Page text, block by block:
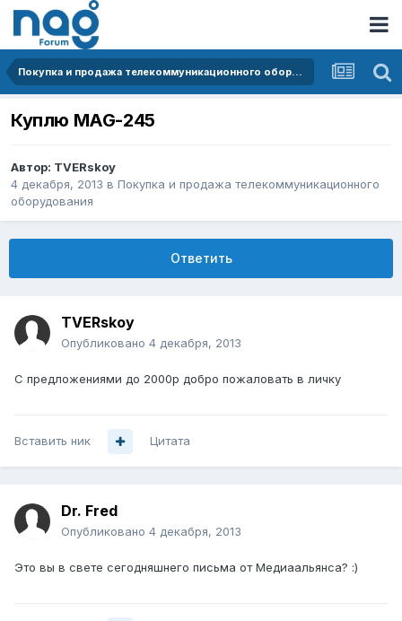
Покупка и продажа телекоммуникационного оборудования
Куплю MAG-245
Автор: TVERskoy
4 декабря, 2013 в Покупка и продажа телекоммуникационного
оборудования
Ответить
TVERskoy
Опубликовано 4 декабря, 2013
С предложениями до 2000р добро пожаловать в личку
Вставить ник Цитата
Dr. Fred
Опубликовано 4 декабря, 2013
Это вы в свете сегодняшнего письма от Медиаальянса? :)